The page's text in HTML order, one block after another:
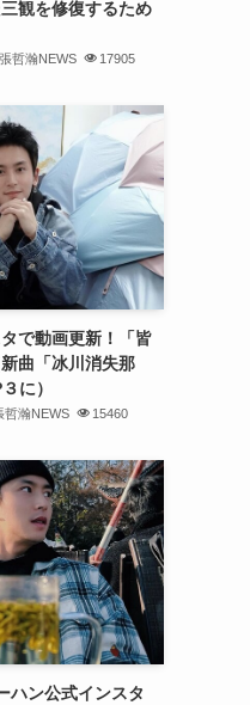
(31)
(31)
(31)
(32)
(30)
(32)
(31)
(28)
(32)
(31)
(30)
(32)
(30)
(32)
(32)
観を修復するため
哲瀚NEWS 17905
で動画更新！「皆
曲「冰川消失那
に）
哲瀚NEWS 15460
ハン公式インスタ